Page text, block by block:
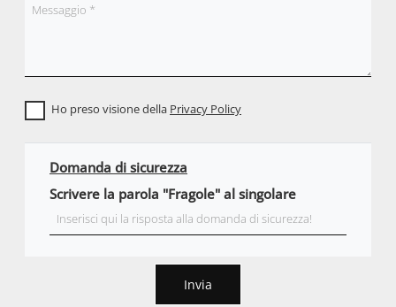
Ho preso visione della Privacy Policy
Domanda di sicurezza
Scrivere la parola "Fragole" al singolare
Invia